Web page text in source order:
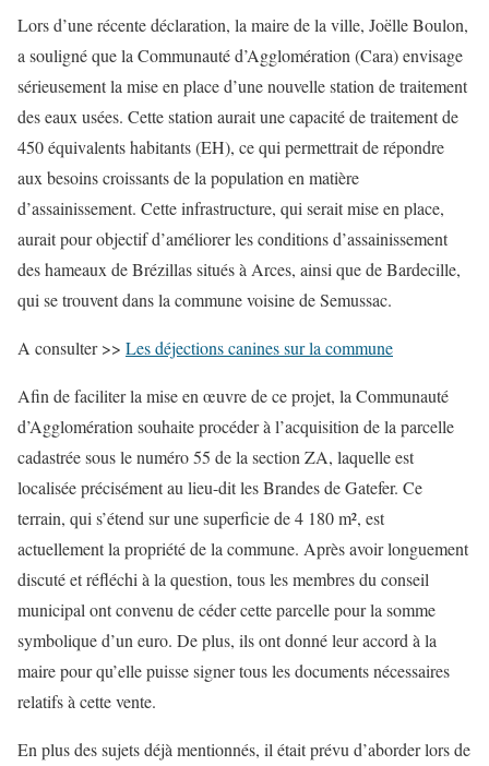
Lors d’une récente déclaration, la maire de la ville, Joëlle Boulon,
a souligné que la Communauté d’Agglomération (Cara) envisage
sérieusement la mise en place d’une nouvelle station de traitement
des eaux usées. Cette station aurait une capacité de traitement de
450 équivalents habitants (EH), ce qui permettrait de répondre
aux besoins croissants de la population en matière
d’assainissement. Cette infrastructure, qui serait mise en place,
aurait pour objectif d’améliorer les conditions d’assainissement
des hameaux de Brézillas situés à Arces, ainsi que de Bardecille,
qui se trouvent dans la commune voisine de Semussac.
A consulter >> Les déjections canines sur la commune
Afin de faciliter la mise en œuvre de ce projet, la Communauté
d’Agglomération souhaite procéder à l’acquisition de la parcelle
cadastrée sous le numéro 55 de la section ZA, laquelle est
localisée précisément au lieu-dit les Brandes de Gatefer. Ce
terrain, qui s’étend sur une superficie de 4 180 m², est
actuellement la propriété de la commune. Après avoir longuement
discuté et réfléchi à la question, tous les membres du conseil
municipal ont convenu de céder cette parcelle pour la somme
symbolique d’un euro. De plus, ils ont donné leur accord à la
maire pour qu’elle puisse signer tous les documents nécessaires
relatifs à cette vente.
En plus des sujets déjà mentionnés, il était prévu d’aborder lors de